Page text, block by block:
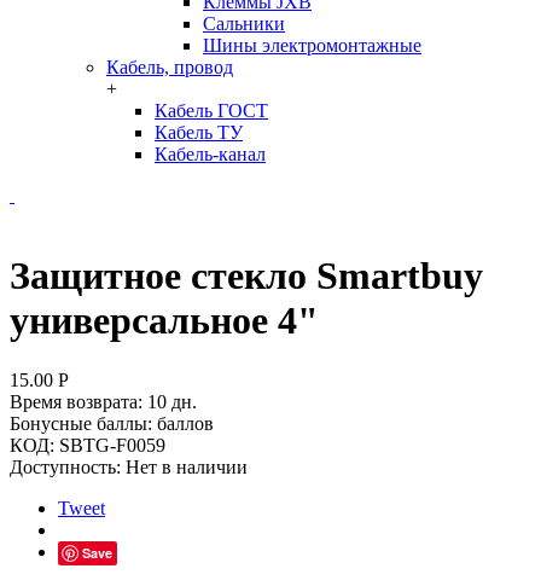
Сальники
Шины электромонтажные
Кабель, провод
+
Кабель ГОСТ
Кабель ТУ
Кабель-канал
Защитное стекло Smartbuy
универсальное 4"
15.00 Р
Время возврата: 10 дн.
Бонусные баллы: баллов
КОД: SBTG-F0059
Доступность: Нет в наличии
Tweet
Save